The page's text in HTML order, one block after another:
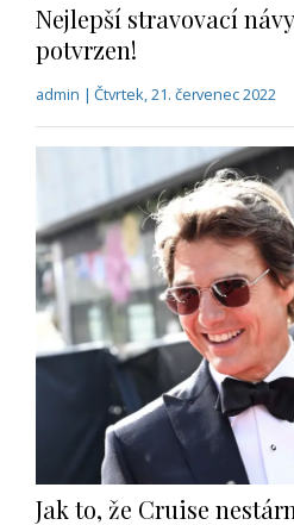
Nejlepší stravovací
potvrzen!
admin | Čtvrtek, 21. červenec 2022
Jak to, že Cruise